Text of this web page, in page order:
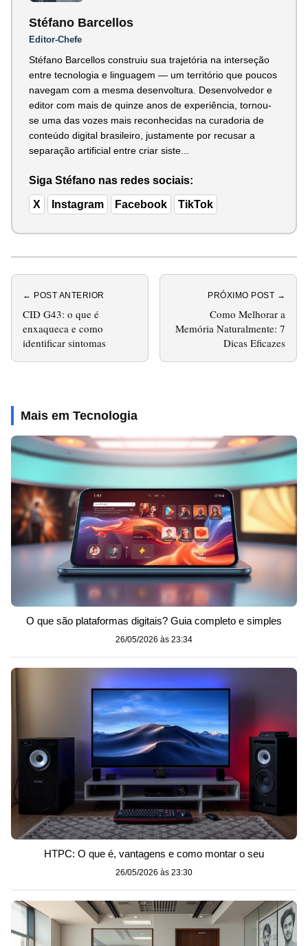
Stéfano Barcellos
Editor-Chefe
Stéfano Barcellos construiu sua trajetória na interseção
entre tecnologia e linguagem — um território que poucos
navegam com a mesma desenvoltura. Desenvolvedor e
editor com mais de quinze anos de experiência, tornou-
se uma das vozes mais reconhecidas na curadoria de
conteúdo digital brasileiro, justamente por recusar a
separação artificial entre criar siste...
Siga Stéfano nas redes sociais:
X Instagram Facebook TikTok
← POST ANTERIOR
CID G43: o que é
enxaqueca e como
identificar sintomas
PRÓXIMO POST →
Como Melhorar a
Memória Naturalmente: 7
Dicas Eficazes
Mais em Tecnologia
O que são plataformas digitais? Guia completo e simples
26/05/2026 às 23:34
HTPC: O que é, vantagens e como montar o seu
26/05/2026 às 23:30